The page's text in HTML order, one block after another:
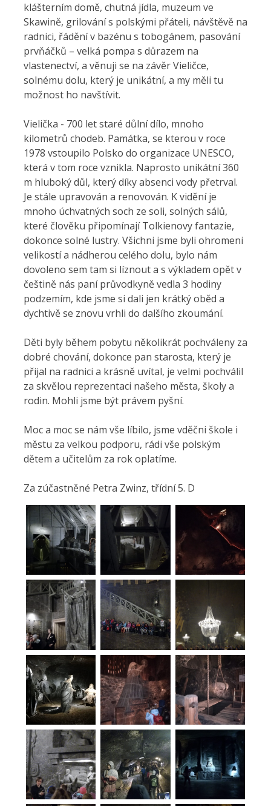
klášterním domě, chutná jídla, muzeum ve
Skawině, grilování s polskými přáteli, návštěvě na
radnici, řádění v bazénu s tobogánem, pasování
prvňáčků – velká pompa s důrazem na
vlastenectví, a věnuji se na závěr Vieličce,
solnému dolu, který je unikátní, a my měli tu
možnost ho navštívit.
Vielička - 700 let staré důlní dílo, mnoho
kilometrů chodeb. Památka, se kterou v roce
1978 vstoupilo Polsko do organizace UNESCO,
která v tom roce vznikla. Naprosto unikátní 360
m hluboký důl, který díky absenci vody přetrval.
Je stále upravován a renovován. K vidění je
mnoho úchvatných soch ze soli, solných sálů,
které člověku připomínají Tolkienovy fantazie,
dokonce solné lustry. Všichni jsme byli ohromeni
velikostí a nádherou celého dolu, bylo nám
dovoleno sem tam si líznout a s výkladem opět v
češtině nás paní průvodkyně vedla 3 hodiny
podzemím, kde jsme si dali jen krátký oběd a
dychtivě se znovu vrhli do dalšího zkoumání.
Děti byly během pobytu několikrát pochváleny za
dobré chování, dokonce pan starosta, který je
přijal na radnici a krásně uvítal, je velmi pochválil
za skvělou reprezentaci našeho města, školy a
rodin. Mohli jsme být právem pyšní.
Moc a moc se nám vše líbilo, jsme vděčni škole i
městu za velkou podporu, rádi vše polským
dětem a učitelům za rok oplatíme.
Za zúčastněné Petra Zwinz, třídní 5. D